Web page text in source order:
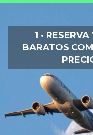
1 ·
BARATOS